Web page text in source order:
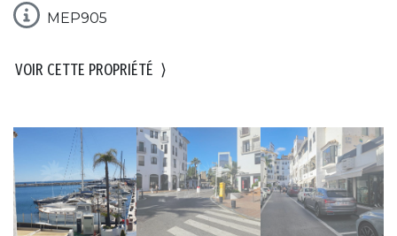
MEP905
VOIR CETTE PROPRIÉTÉ ⟩